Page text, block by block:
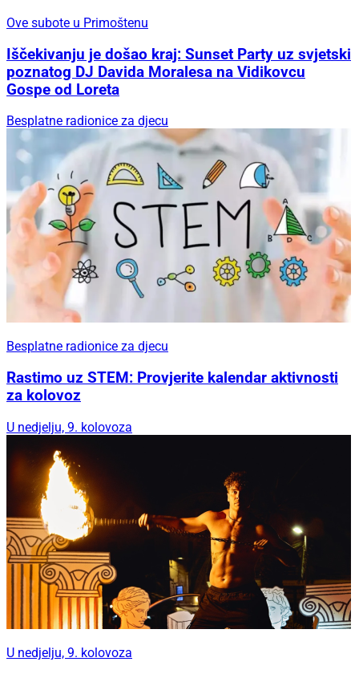
Ove subote u Primoštenu
Iščekivanju je došao kraj: Sunset Party uz svjetski
poznatog DJ Davida Moralesa na Vidikovcu
Gospe od Loreta
Besplatne radionice za djecu
Besplatne radionice za djecu
Rastimo uz STEM: Provjerite kalendar aktivnosti
za kolovoz
U nedjelju, 9. kolovoza
U nedjelju, 9. kolovoza